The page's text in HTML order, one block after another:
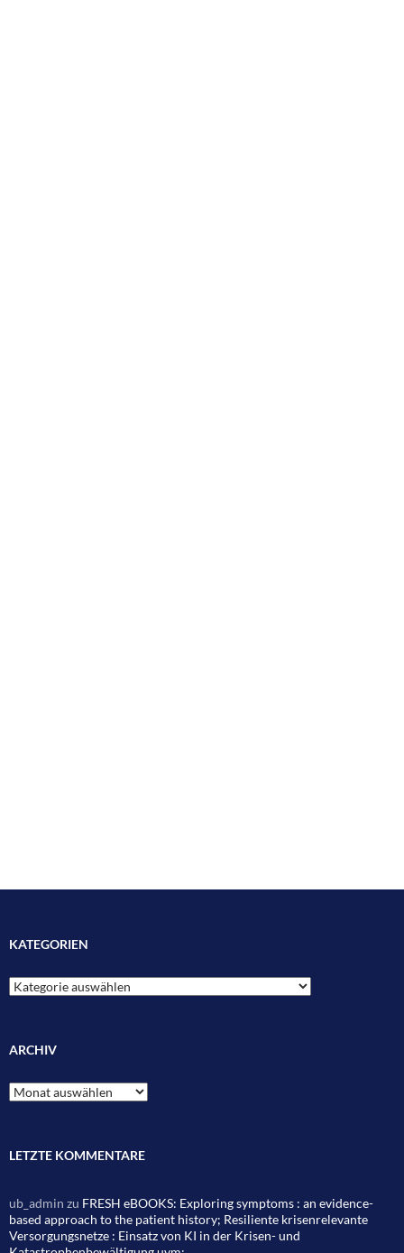
KATEGORIEN
Kategorien
ARCHIV
Archiv
LETZTE KOMMENTARE
ub_admin zu FRESH eBOOKS: Exploring symptoms : an evidence-
based approach to the patient history; Resiliente krisenrelevante
Versorgungsnetze : Einsatz von KI in der Krisen- und